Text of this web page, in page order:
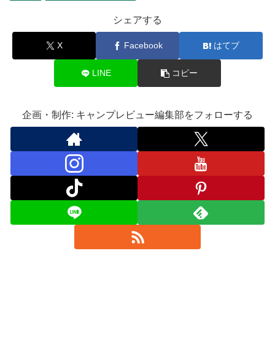
シェアする
X Facebook はてブ
LINE コピー
企画・制作: キャンプレビュー編集部をフォローする